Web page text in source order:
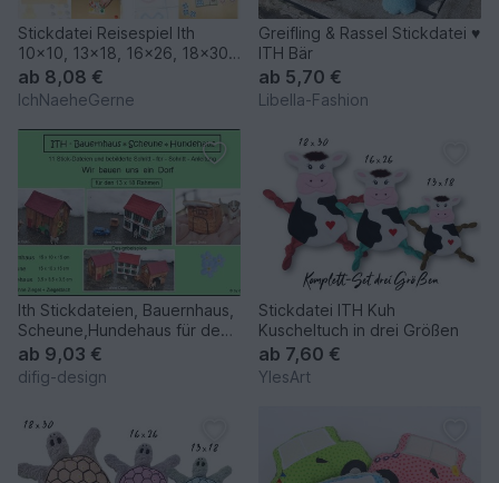
Stickdatei Reisespiel Ith
10x10, 13x18, 16x26, 18x30,
20x30
ab 8,08 €
IchNaeheGerne
Greifling & Rassel Stickdatei ♥
ITH Bär
ab 5,70 €
Libella-Fashion
Ith Stickdateien, Bauernhaus,
Scheune,Hundehaus für den
13x18 Rahmen
ab 9,03 €
difig-design
Stickdatei ITH Kuh
Kuscheltuch in drei Größen
ab 7,60 €
YlesArt